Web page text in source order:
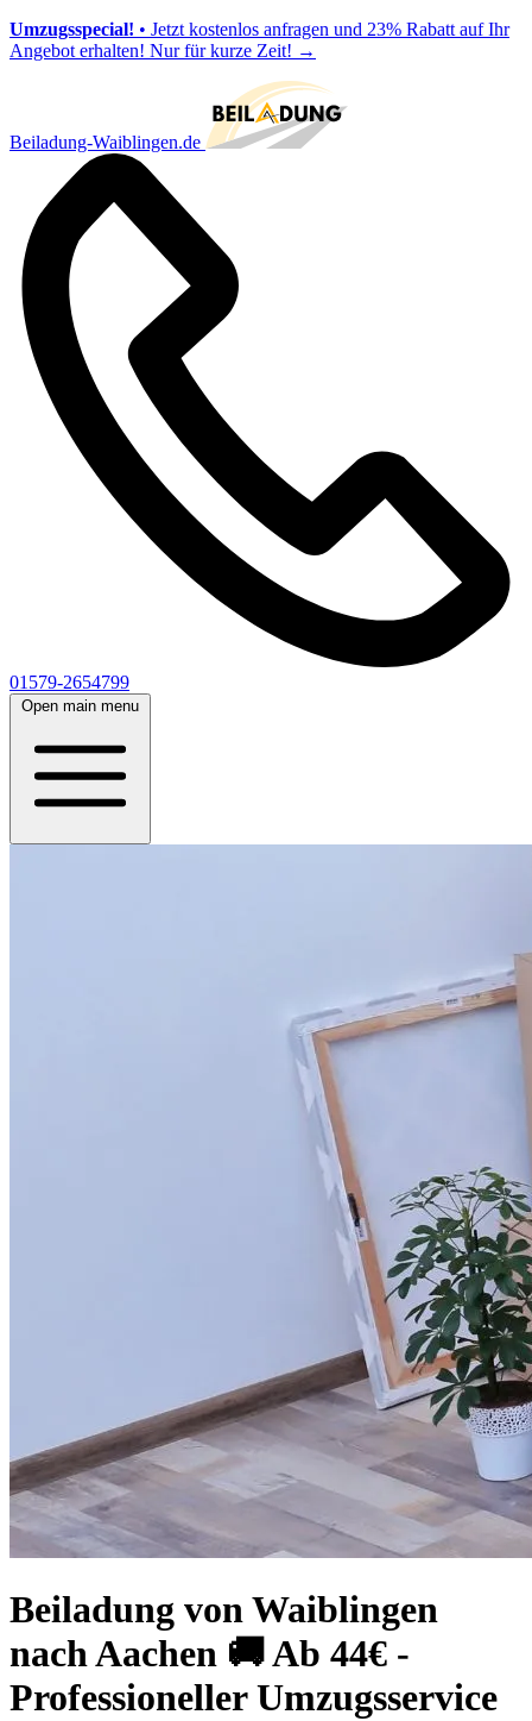
Umzugsspecial! • Jetzt kostenlos anfragen und 23% Rabatt auf Ihr
Angebot erhalten! Nur für kurze Zeit! →
Beiladung-Waiblingen.de
01579-2654799
Open main menu
Beiladung von Waiblingen
nach Aachen 🚚 Ab 44€ -
Professioneller Umzugsservice